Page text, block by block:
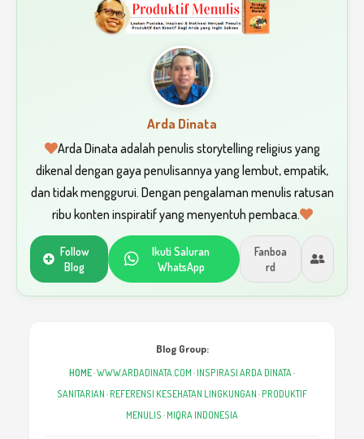
Arda Dinata
Arda Dinata adalah penulis storytelling religius yang
dikenal dengan gaya penulisannya yang lembut, empatik,
dan tidak menggurui. Dengan pengalaman menulis ratusan
ribu konten inspiratif yang menyentuh pembaca.
Follow
Blog
Ikuti Saluran
WhatsApp
Fanboa
rd
Blog Group:
HOME·WWW.ARDADINATA.COM · INSPIRASI ARDA DINATA ·
SANITARIAN · REFERENSI KESEHATAN LINGKUNGAN · PRODUKTIF
MENULIS · MIQRA INDONESIA